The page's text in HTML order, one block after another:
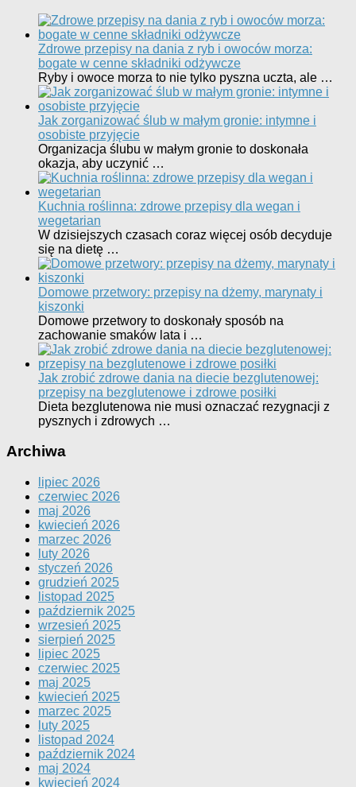
Zdrowe przepisy na dania z ryb i owoców morza:
bogate w cenne składniki odżywcze
Ryby i owoce morza to nie tylko pyszna uczta, ale …
Jak zorganizować ślub w małym gronie: intymne i
osobiste przyjęcie
Organizacja ślubu w małym gronie to doskonała
okazja, aby uczynić …
Kuchnia roślinna: zdrowe przepisy dla wegan i
wegetarian
W dzisiejszych czasach coraz więcej osób decyduje
się na dietę …
Domowe przetwory: przepisy na dżemy, marynaty i
kiszonki
Domowe przetwory to doskonały sposób na
zachowanie smaków lata i …
Jak zrobić zdrowe dania na diecie bezglutenowej:
przepisy na bezglutenowe i zdrowe posiłki
Dieta bezglutenowa nie musi oznaczać rezygnacji z
pysznych i zdrowych …
Archiwa
lipiec 2026
czerwiec 2026
maj 2026
kwiecień 2026
marzec 2026
luty 2026
styczeń 2026
grudzień 2025
listopad 2025
październik 2025
wrzesień 2025
sierpień 2025
lipiec 2025
czerwiec 2025
maj 2025
kwiecień 2025
marzec 2025
luty 2025
listopad 2024
październik 2024
maj 2024
kwiecień 2024